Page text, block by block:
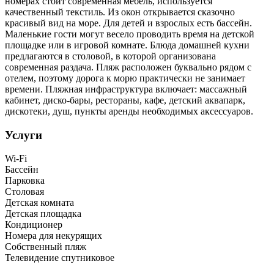
качественный текстиль. Из окон открывается сказочно
красивый вид на море. Для детей и взрослых есть бассейн.
Маленькие гости могут весело проводить время на детской
площадке или в игровой комнате. Блюда домашней кухни
предлагаются в столовой, в которой организована
современная раздача. Пляж расположен буквально рядом с
отелем, поэтому дорога к морю практически не занимает
времени. Пляжная инфраструктура включает: массажный
кабинет, диско-бары, рестораны, кафе, детский аквапарк,
дискотеки, душ, пункты аренды необходимых аксессуаров.
Услуги
Wi-Fi
Бассейн
Парковка
Столовая
Детская комната
Детская площадка
Кондиционер
Номера для некурящих
Собственный пляж
Телевидение спутниковое